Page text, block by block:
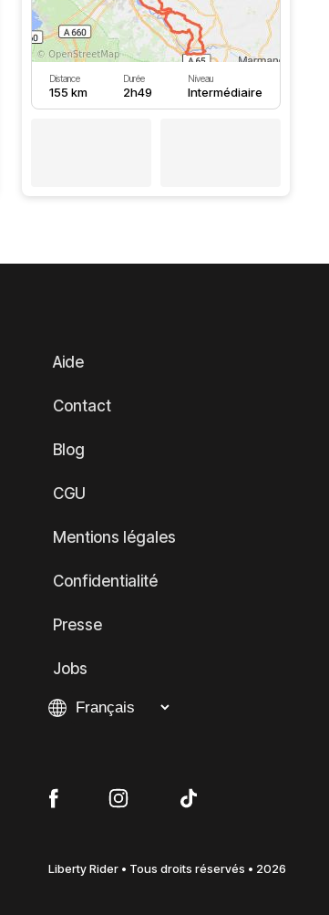
Distance
155 km
Durée
2h49
Niveau
Intermédiaire
Aide
Contact
Blog
CGU
Mentions légales
Confidentialité
Presse
Jobs
Liberty Rider • Tous droits réservés • 2026